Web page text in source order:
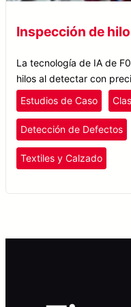
Inspección de
La tecnología de IA de
hilos al detectar con
manera rápida y
mejorado.
Estudios de Caso
Detección de Defectos
Textiles y Calzado